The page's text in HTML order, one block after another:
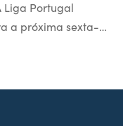
Liga Portugal
a próxima sexta-…